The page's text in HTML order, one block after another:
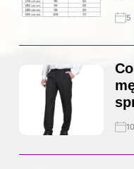
5